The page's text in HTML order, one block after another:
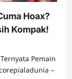
Hoax?
Kompak!
Pemain
–